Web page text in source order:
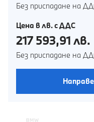
Без приспадане на
Цена в лв. с ДДС
217 593,91 лв.
Без приспадане на